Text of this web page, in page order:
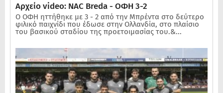
Αρχείο video: NAC Breda - ΟΦΗ 3-2
Ο ΟΦΗ ηττήθηκε με 3 - 2 από την Μπρέντα στο δεύτερο
φιλικό παιχνίδι που έδωσε στην Ολλανδία, στο πλαίσιο
του βασικού σταδίου της προετοιμασίας του.&...